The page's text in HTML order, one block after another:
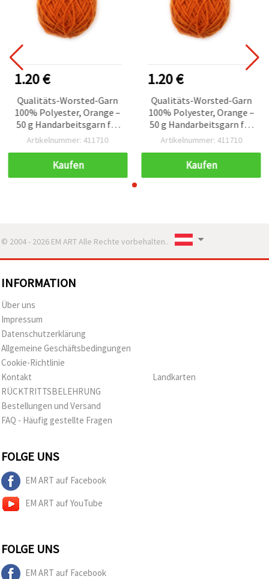
1.20 €
Qualitäts-Worsted-Garn
100% Polyester, Orange –
50 g Handarbeitsgarn für
Stricken & Häkeln
Artikelnummer: 411710
Kaufen
1.20 €
Qualitäts-Worsted-Garn
100% Polyester, Orange –
50 g Handarbeitsgarn für
Stricken & Häkeln
Artikelnummer: 411710
Kaufen
© 2004 - 2026 EM ART Alle Rechte vorbehalten..
INFORMATION
Über uns
Impressum
Datenschutzerklärung
Allgemeine Geschäftsbedingungen
Cookie-Richtlinie
Kontakt
RÜCKTRITTSBELEHRUNG
Bestellungen und Versand
FAQ - Häufig gestellte Fragen
Landkarten
FOLGE UNS
EM ART auf Facebook
EM ART auf YouTube
FOLGE UNS
EM ART auf Facebook